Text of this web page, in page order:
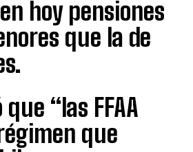
hoy pensiones
que la de
“las FFAA
que